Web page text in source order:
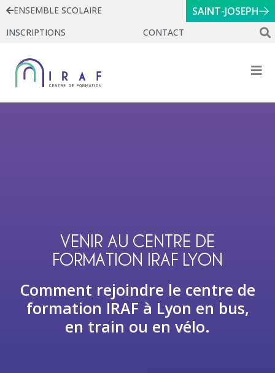
ENSEMBLE SCOLAIRE SAINT-JOSEPH
INSCRIPTIONS CONTACT
VENIR AU CENTRE DE
FORMATION IRAF LYON
Comment rejoindre le centre de
formation IRAF à Lyon en bus,
en train ou en vélo.